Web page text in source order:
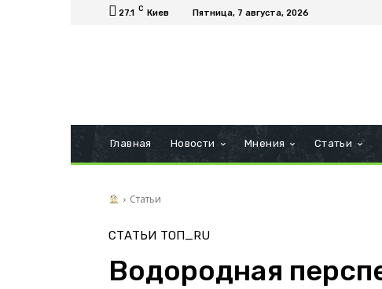
27.1 C Киев Пятница, 7 августа, 2026
Главная Новости Мнения Статьи
Статьи
СТАТЬИ ТОП_RU
Водородная